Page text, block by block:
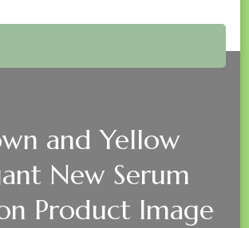
and Yellow
New Serum
Product Image